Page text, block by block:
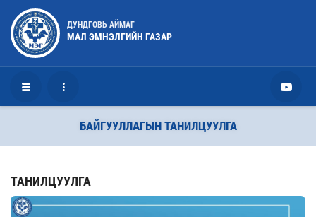
ДУНДГОВЬ АЙМАГ
МАЛ ЭМНЭЛГИЙН ГАЗАР
БАЙГУУЛЛАГЫН ТАНИЛЦУУЛГА
ТАНИЛЦУУЛГА